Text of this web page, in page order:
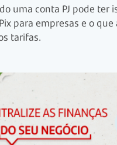
uma conta PJ pode ter
para empresas e o que
tarifas.